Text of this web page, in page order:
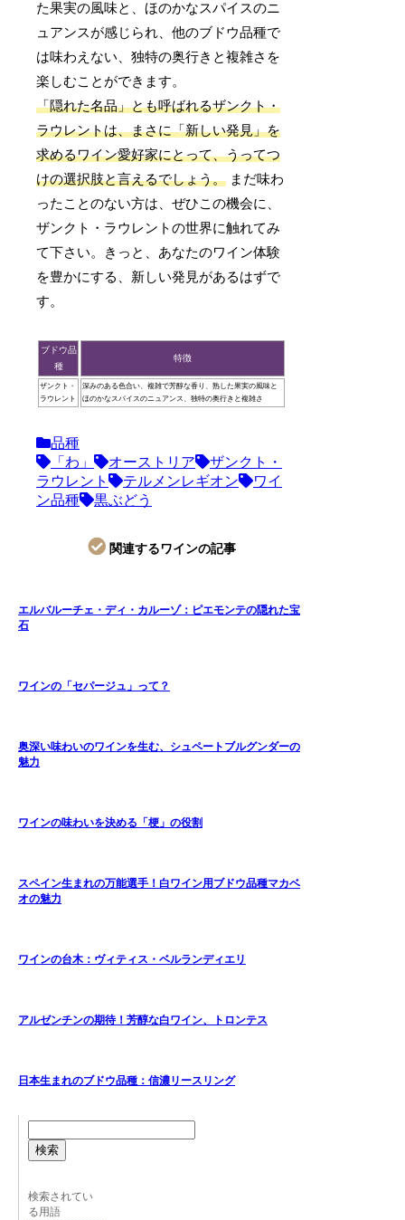
た果実の風味と、ほのかなスパイスのニ
ュアンスが感じられ、他のブドウ品種で
は味わえない、独特の奥行きと複雑さを
楽しむことができます。
「隠れた名品」とも呼ばれるザンクト・
ラウレントは、まさに「新しい発見」を
求めるワイン愛好家にとって、うってつ
けの選択肢と言えるでしょう。 まだ味わ
ったことのない方は、ぜひこの機会に、
ザンクト・ラウレントの世界に触れてみ
て下さい。きっと、あなたのワイン体験
を豊かにする、新しい発見があるはずで
す。
ブドウ品
種
特徴
ザンクト・
ラウレント
深みのある色合い、複雑で芳醇な香り、熟した果実の風味と
ほのかなスパイスのニュアンス、独特の奥行きと複雑さ
品種
「わ」
オーストリア
ザンクト・
ラウレント
テルメンレギオン
ワイ
ン品種
黒ぶどう
関連するワインの記事
エルバルーチェ・ディ・カルーゾ：ピエモンテの隠れた宝
石
ワインの「セパージュ」って？
奥深い味わいのワインを生む、シュペートブルグンダーの
魅力
ワインの味わいを決める「梗」の役割
スペイン生まれの万能選手！白ワイン用ブドウ品種マカベ
オの魅力
ワインの台木：ヴィティス・ベルランディエリ
アルゼンチンの期待！芳醇な白ワイン、トロンテス
日本生まれのブドウ品種：信濃リースリング
検索
検索されてい
る用語